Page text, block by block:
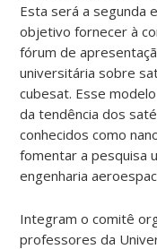
Esta será a segunda
objetivo fornecer à
fórum de
universitária sobre
cubesat. Esse
da tendência dos
conhecidos como
fomentar a pesquisa
engenharia
Integram o comitê
professores da